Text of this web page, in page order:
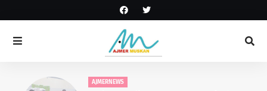
AJMERNEWS